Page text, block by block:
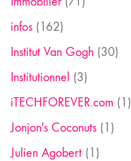
infos (162)
Institut Van Gogh (30)
Institutionnel (3)
iTECHFOREVER.com (1)
Jonjon's Coconuts (1)
Julien Agobert (1)